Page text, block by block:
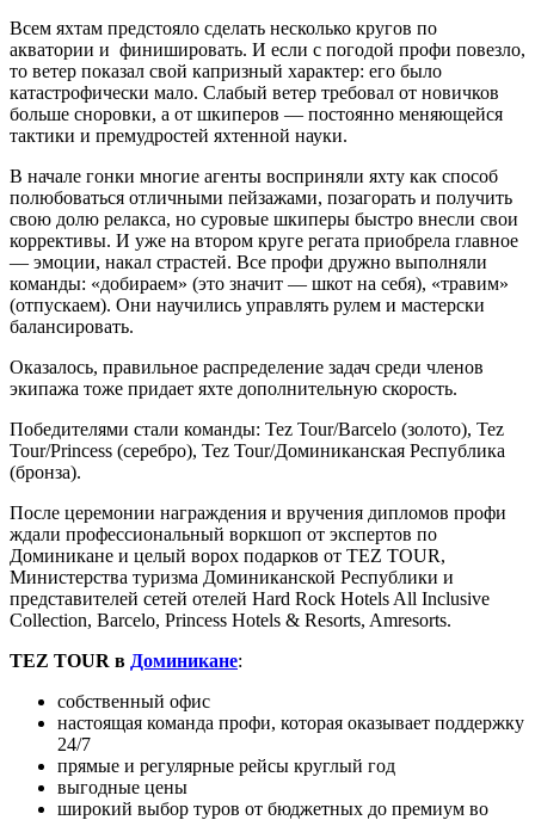
Всем яхтам предстояло сделать несколько кругов по
акватории и финишировать. И если с погодой профи повезло,
то ветер показал свой капризный характер: его было
катастрофически мало. Слабый ветер требовал от новичков
больше сноровки, а от шкиперов — постоянно меняющейся
тактики и премудростей яхтенной науки.
В начале гонки многие агенты восприняли яхту как способ
полюбоваться отличными пейзажами, позагорать и получить
свою долю релакса, но суровые шкиперы быстро внесли свои
коррективы. И уже на втором круге регата приобрела главное
— эмоции, накал страстей. Все профи дружно выполняли
команды: «добираем» (это значит — шкот на себя), «травим»
(отпускаем). Они научились управлять рулем и мастерски
балансировать.
Оказалось, правильное распределение задач среди членов
экипажа тоже придает яхте дополнительную скорость.
Победителями стали команды: Tez Tour/Barcelo (золото), Tez
Tour/Princess (серебро), Tez Tour/Доминиканская Республика
(бронза).
После церемонии награждения и вручения дипломов профи
ждали профессиональный воркшоп от экспертов по
Доминикане и целый ворох подарков от TEZ TOUR,
Министерства туризма Доминиканской Республики и
представителей сетей отелей Hard Rock Hotels All Inclusive
Collection, Barcelo, Princess Hotels & Resorts, Amresorts.
TEZ TOUR в Доминикане:
собственный офис
настоящая команда профи, которая оказывает поддержку
24/7
прямые и регулярные рейсы круглый год
выгодные цены
широкий выбор туров от бюджетных до премиум во